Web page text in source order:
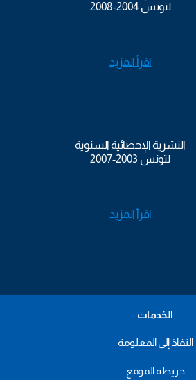
لتونس 2004-2008
اقرأ المزيد
النشرية الإحصائية السنوية
لتونس 2003-2007
اقرأ المزيد
الخدمات
النفاذ إلى المعلومة
خريطة الموقع